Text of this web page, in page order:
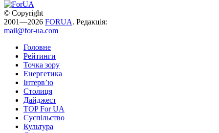
© Copyright
2001—2026 FORUA. Редакція:
mail@for-ua.com
Головне
Рейтинги
Точка зору
Енергетика
Інтерв’ю
Столиця
Дайджест
TOP For UA
Суспiльство
Культура